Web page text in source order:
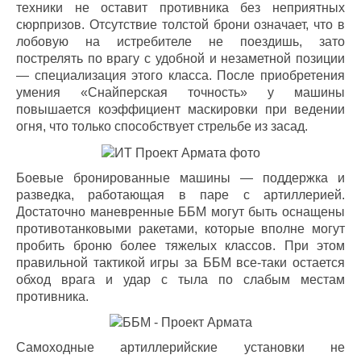
техники не оставит противника без неприятных
сюрпризов. Отсутствие толстой брони означает, что в
лобовую на истребителе не поездишь, зато
пострелять по врагу с удобной и незаметной позиции
— специализация этого класса. После приобретения
умения «Снайперская точность» у машины
повышается коэффициент маскировки при ведении
огня, что только способствует стрельбе из засад.
Боевые бронированные машины — поддержка и
разведка, работающая в паре с артиллерией.
Достаточно маневренные ББМ могут быть оснащены
противотанковыми ракетами, которые вполне могут
пробить броню более тяжелых классов. При этом
правильной тактикой игры за ББМ все-таки остается
обход врага и удар с тыла по слабым местам
противника.
Самоходные артиллерийские установки не